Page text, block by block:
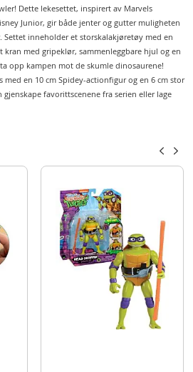
Dette lekesettet, inspirert av Marvels
Junior, gir både jenter og gutter muligheten
inneholder et storskalakjøretøy med en
med gripeklør, sammenleggbare hjul og en
opp kampen mot de skumle dinosaurene!
med en 10 cm Spidey-actionfigur og en 6 cm stor
favorittscenene fra serien eller lage
med action og lek!
med åpningsbar dinomunn